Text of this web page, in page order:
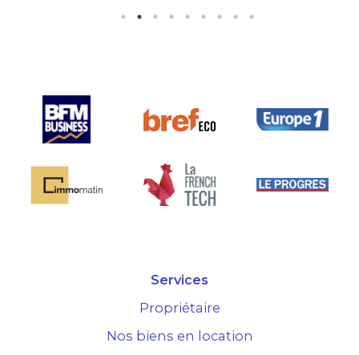
supplémentaire est très bien
Services
Propriétaire
Nos biens en location